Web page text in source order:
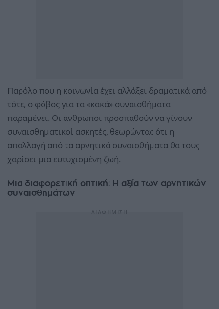
Παρόλο που η κοινωνία έχει αλλάξει δραματικά από
τότε, ο φόβος για τα «κακά» συναισθήματα
παραμένει. Οι άνθρωποι προσπαθούν να γίνουν
συναισθηματικοί ασκητές, θεωρώντας ότι η
απαλλαγή από τα αρνητικά συναισθήματα θα τους
χαρίσει μια ευτυχισμένη ζωή.
Μια διαφορετική οπτική: Η αξία των αρνητικών
συναισθημάτων